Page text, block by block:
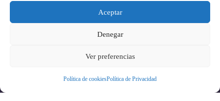
Aceptar
Denegar
Ver preferencias
Política de cookiesPolítica de Privacidad